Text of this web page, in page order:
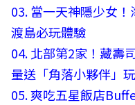
03.當一天神隱少女
渡島必玩體驗
04.北部第2家！藏壽
量送「角落小夥伴」
05.爽吃五星飯店